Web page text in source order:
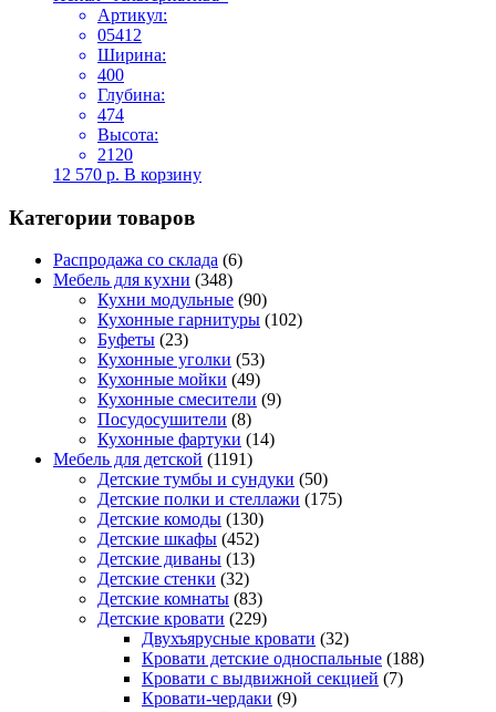
Артикул:
05412
Ширина:
400
Глубина:
474
Высота:
2120
12 570 р. В корзину
Категории товаров
Распродажа со склада (6)
Мебель для кухни (348)
Кухни модульные (90)
Кухонные гарнитуры (102)
Буфеты (23)
Кухонные уголки (53)
Кухонные мойки (49)
Кухонные смесители (9)
Посудосушители (8)
Кухонные фартуки (14)
Мебель для детской (1191)
Детские тумбы и сундуки (50)
Детские полки и стеллажи (175)
Детские комоды (130)
Детские шкафы (452)
Детские диваны (13)
Детские стенки (32)
Детские комнаты (83)
Детские кровати (229)
Двухъярусные кровати (32)
Кровати детские односпальные (188)
Кровати с выдвижной секцией (7)
Кровати-чердаки (9)